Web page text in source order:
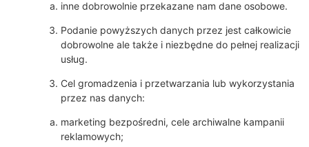
inne dobrowolnie przekazane nam dane osobowe.
Podanie powyższych danych przez jest całkowicie
dobrowolne ale także i niezbędne do pełnej realizacji
usług.
Cel gromadzenia i przetwarzania lub wykorzystania
przez nas danych:
marketing bezpośredni, cele archiwalne kampanii
reklamowych;